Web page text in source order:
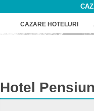
CAZARE HOTELURI
Hotel